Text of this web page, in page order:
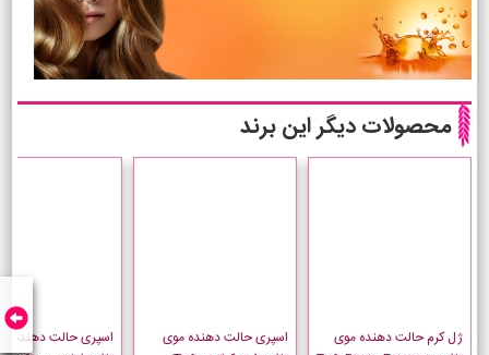
محصولات دیگر این برند
ژل کرم حالت دهنده موی
اسپری حالت دهنده موی
اسپری حالت دهنده